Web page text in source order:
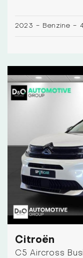
2023 - Benzine -
Citroën
C5 Aircross